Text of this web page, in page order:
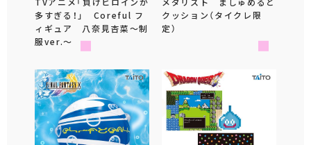
多すぎる！」 Coreful フ
ィギュア 八奈見杏菜～制
服ver.～
クッション（タイクレ限
定）